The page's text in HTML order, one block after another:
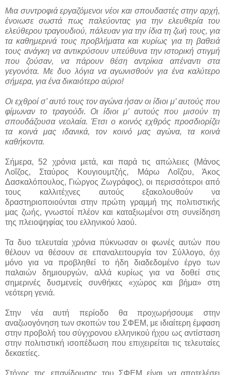
Μια συντροφιά εργαζόμενοι νέοι και σπουδαστές στην αρχή,
ένοιωσε σωστά πως παλεύοντας για την ελευθερία του
ελεύθερου τραγουδιού, πάλευαν για την ίδια τη ζωή τους, για
τα καθημερινά τους προβλήματα και κυρίως για τη βαθειά
τους ανάγκη να αντικρύσουν υπεύθυνα την ιστορική στιγμή
που ζούσαν, να πάρουν θέση αντρίκια απέναντι στα
γεγονότα. Με δυο λόγια να αγωνισθούν για ένα καλύτερο
σήμερα, για ένα δικαιότερο αύριο!
Οι εχθροί σ’ αυτό τους τον αγώνα ήσαν οι ίδιοι μ’ αυτούς που
φίμωναν το τραγούδι. Οι ίδιοι μ’ αυτούς που μισούν τη
σπουδάζουσα νεολαία. Έτσι ο κοινός εχθρός προσδιορίζει
τα κοινά μας ιδανικά, τον κοινό μας αγώνα, τα κοινά
καθήκοντα.
Σήμερα, 52 χρόνια μετά, και παρά τις απώλειες (Μάνος
Λοΐζος, Σταύρος Κουγιουμτζής, Μάρω Λοΐζου, Άκος
Δασκαλόπουλος, Γιώργος Ζωγράφος), οι περισσότεροι από
τους καλλιτέχνες αυτούς εξακολουθούν να
δραστηριοποιούνται στην πρώτη γραμμή της πολιτιστικής
μας ζωής, γνωστοί πλέον και καταξιωμένοι στη συνείδηση
της πλειοψηφίας του ελληνικού λαού.
Τα δυο τελευταία χρόνια πύκνωσαν οι φωνές αυτών που
θέλουν να θέσουν σε επαναλειτουργία τον Σύλλογο, όχι
μόνο για να προβληθεί το ήδη διαδεδομένο έργο των
παλαιών δημιουργών, αλλά κυρίως για να δοθεί στις
σημερινές δυσμενείς συνθήκες «χώρος και βήμα» στη
νεότερη γενιά.
Στην νέα αυτή περίοδο θα προχωρήσουμε στην
αναζωογόνηση των σκοπών του ΣΦΕΜ, με ιδιαίτερη έμφαση
στην προβολή του σύγχρονου ελληνικού ήχου ως αντίσταση
στην πολιτιστική ισοπέδωση που επιχειρείται τις τελευταίες
δεκαετίες.